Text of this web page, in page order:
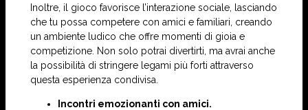
Inoltre, il gioco favorisce l’interazione sociale, lasciando
che tu possa competere con amici e familiari, creando
un ambiente ludico che offre momenti di gioia e
competizione. Non solo potrai divertirti, ma avrai anche
la possibilità di stringere legami più forti attraverso
questa esperienza condivisa.
Incontri emozionanti con amici.